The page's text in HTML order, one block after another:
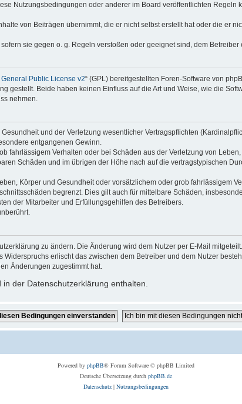
Nutzungsbedingungen oder anderer im Board veröffentlichten
von Beiträgen übernimmt, die er nicht selbst erstellt hat oder die er
sie gegen o. g. Regeln verstoßen oder geeignet sind, dem
Public License v2“ (GPL) bereitgestellten Foren-Software von
gestellt. Beide haben keinen Einfluss auf die Art und Weise, wie die
nehmen.
und der Verletzung wesentlicher Vertragspflichten
entgangenen Gewinn.
fahrlässigem Verhalten oder bei Schäden aus der Verletzung von
Schäden und im übrigen der Höhe nach auf die vertragstypischen
Körper und Gesundheit oder vorsätzlichem oder grob fahrlässigem
begrenzt. Dies gilt auch für mittelbare Schäden,
der Mitarbeiter und Erfüllungsgehilfen des Betreibers.
zu ändern. Die Änderung wird dem Nutzer per E-Mail mitgeteilt.
erlischt das zwischen dem Betreiber und dem Nutzer
Änderungen zugestimmt hat.
der Datenschutzerklärung enthalten.
Powered by phpBB® Forum Software © phpBB Limited
Deutsche Übersetzung durch phpBB.de
Datenschutz| Nutzungsbedingungen